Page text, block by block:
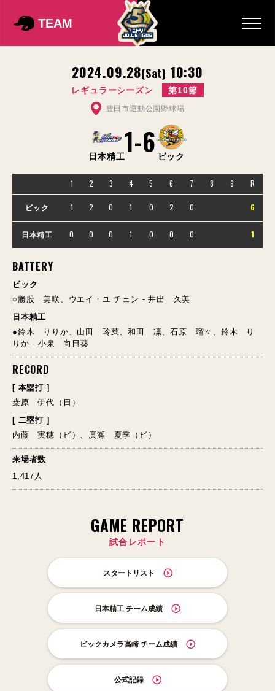
TEAM
2024.09.28(Sat) 10:30
レギュラーシーズン 第10節
豊田市運動公園野球場
日本精工1-6 ビック
1 2 3 4 5 6 7 8 9 R
ビック 1 2 0 1 0 2 0 6
日本精工 0 0 0 1 0 0 0 1
BATTERY
ビック
○勝股 美咲、ウエイ・ユ チェン - 井出 久美
日本精工
●鈴木 りりか、山田 玲菜、和田 凜、石原 瑠々、鈴木 り
りか - 小泉 向日葵
RECORD
[ 本塁打 ]
桒原 伊代（日）
[ 二塁打 ]
内藤 実穂（ビ）、廣瀬 夏季（ビ）
来場者数
1,417人
GAME REPORT
試合レポート
スタートリスト
日本精工 チーム成績
ビックカメラ高崎 チーム成績
公式記録